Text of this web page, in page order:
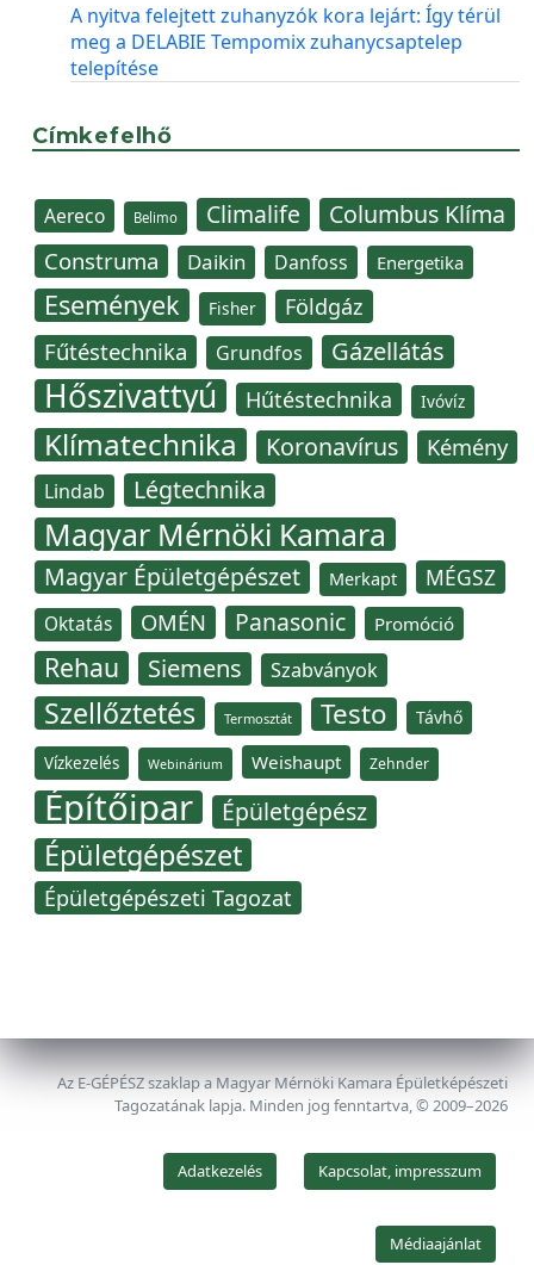
A nyitva felejtett zuhanyzók kora lejárt: Így térül
meg a DELABIE Tempomix zuhanycsaptelep
telepítése
Címkefelhő
Aereco Belimo Climalife Columbus Klíma
Construma Daikin Danfoss Energetika
Események Fisher Földgáz
Fűtéstechnika Grundfos Gázellátás
Hőszivattyú Hűtéstechnika Ivóvíz
Klímatechnika Koronavírus Kémény
Lindab Légtechnika
Magyar Mérnöki Kamara
Magyar Épületgépészet Merkapt MÉGSZ
Oktatás OMÉN Panasonic Promóció
Rehau Siemens Szabványok
Szellőztetés Termosztát Testo Távhő
Vízkezelés Webinárium Weishaupt Zehnder
Építőipar Épületgépész
Épületgépészet
Épületgépészeti Tagozat
Az E-GÉPÉSZ szaklap a Magyar Mérnöki Kamara Épületképészeti
Tagozatának lapja. Minden jog fenntartva, © 2009–2026
Adatkezelés Kapcsolat, impresszum
Médiaajánlat